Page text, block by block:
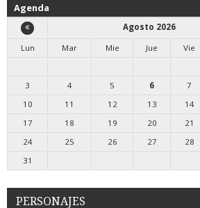
Agenda
Agosto 2026
Lun
Mar Mie Jue Vie
3
4 5 6 7
10
11 12 13 14
17
18 19 20 21
24
25 26 27 28
31
PERSONAJES